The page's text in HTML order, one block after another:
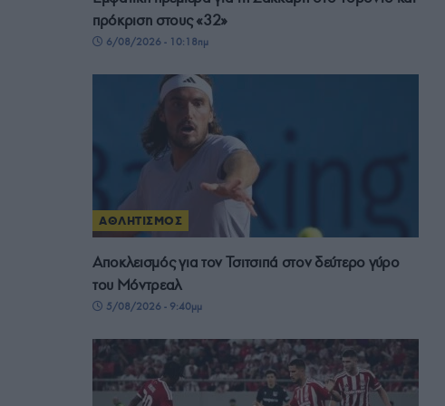
πρόκριση στους «32»
6/08/2026 - 10:18πμ
ΑΘΛΗΤΙΣΜΟΣ
Αποκλεισμός για τον Τσιτσιπά στον δεύτερο γύρο
του Μόντρεαλ
5/08/2026 - 9:40μμ